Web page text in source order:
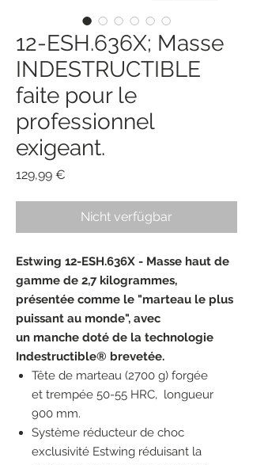
12-ESH.636X; Masse
INDESTRUCTIBLE
faite pour le
professionnel
exigeant.
129,99 €
Nicht verfügbar
Estwing 12-ESH.636X - Masse haut de
gamme de 2,7 kilogrammes,
présentée comme le "marteau le plus
puissant au monde", avec
un manche doté de la technologie
Indestructible® brevetée.
Tête de marteau (2700 g) forgée
et trempée 50-55 HRC, longueur
900 mm.
Système réducteur de choc
exclusivité Estwing réduisant la